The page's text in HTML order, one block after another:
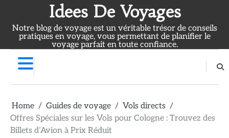
content
Idees De Voyages
Notre blog de voyage est un véritable trésor de conseils
pratiques en voyage, vous permettant de planifier le
voyage parfait en toute confiance.
Home Guides de voyage
Vols directs
Offres Spéciales sur les Vols pour Cologne : Trouvez des
Billets d’Avion à Prix Réduit